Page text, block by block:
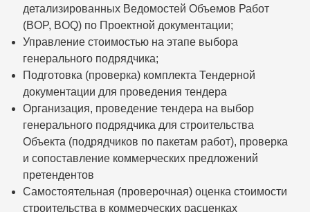
детализированных Ведомостей Объемов Работ
(BOP, BOQ) по Проектной документации;
Управление стоимостью на этапе выбора
генерального подрядчика;
Подготовка (проверка) комплекта Тендерной
документации для проведения тендера
Организация, проведение тендера на выбор
генерального подрядчика для строительства
Объекта (подрядчиков по пакетам работ), проверка
и сопоставление коммерческих предложений
претендентов
Самостоятельная (проверочная) оценка стоимости
строительства в коммерческих расценках